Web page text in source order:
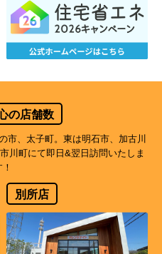
の店舗数
市、太子町。東は明石市、加古川
川町にて即日&翌日訪問いたしま
別所店